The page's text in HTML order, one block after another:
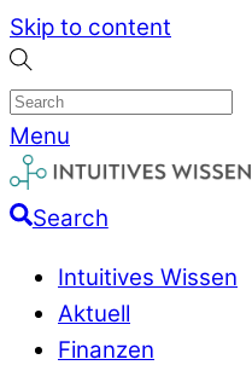
Skip to content
Menu
Search
Intuitives Wissen
Aktuell
Finanzen